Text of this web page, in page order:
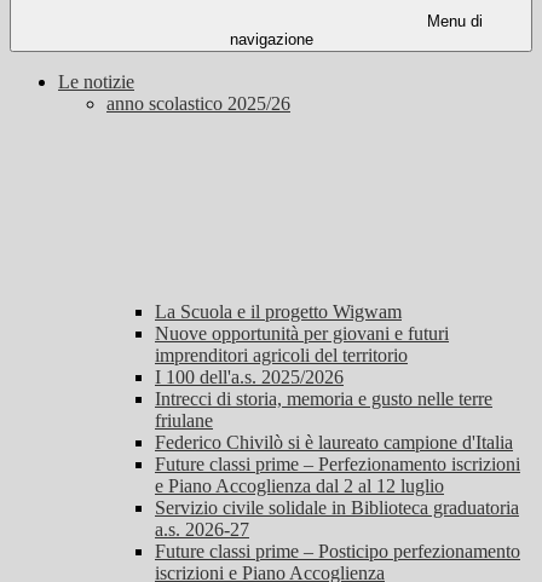
Menu di
navigazione
Le notizie
anno scolastico 2025/26
La Scuola e il progetto Wigwam
Nuove opportunità per giovani e futuri
imprenditori agricoli del territorio
I 100 dell'a.s. 2025/2026
Intrecci di storia, memoria e gusto nelle terre
friulane
Federico Chivilò si è laureato campione d'Italia
Future classi prime – Perfezionamento iscrizioni
e Piano Accoglienza dal 2 al 12 luglio
Servizio civile solidale in Biblioteca graduatoria
a.s. 2026-27
Future classi prime – Posticipo perfezionamento
iscrizioni e Piano Accoglienza